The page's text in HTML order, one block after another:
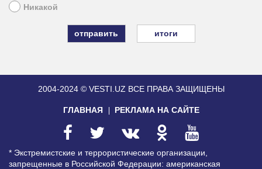
Никакой
итоги
2004-2024 © VESTI.UZ ВСЕ ПРАВА ЗАЩИЩЕНЫ
ГЛАВНАЯ РЕКЛАМА НА САЙТЕ
* Экстремистские и террористические организации,
запрещенные в Российской Федерации: американская